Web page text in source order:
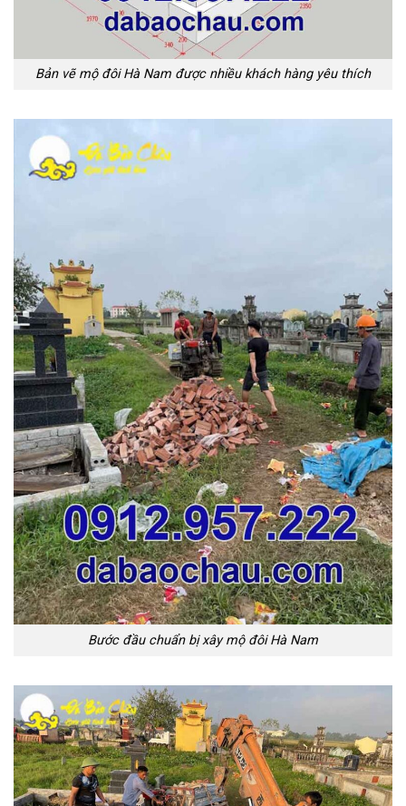
Bản vẽ mộ đôi Hà Nam được nhiều khách hàng yêu thích
Bước đầu chuẩn bị xây mộ đôi Hà Nam